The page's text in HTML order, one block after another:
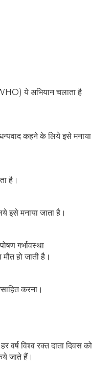
ये अभियान चलाता है
कहने के लिये इसे मनाया
है।
इसे मनाया जाता है।
गर्भावस्था
हो जाती है।
करना।
विश्व रक्त दाता दिवस को
जाते हैं।